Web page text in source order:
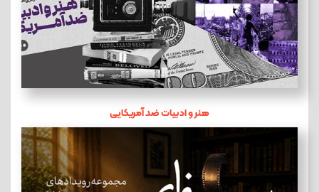
هنر و ادبیات ضد آمریکایی